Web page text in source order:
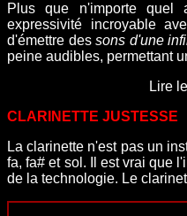
Plus que n'importe quel
expressivité incroyable
d'émettre des sons d'une
peine audibles, permettant
Lire
CLARINETTE JUSTESSE
La clarinette n'est pas un
fa, fa# et sol. Il est vrai que
de la technologie. Le